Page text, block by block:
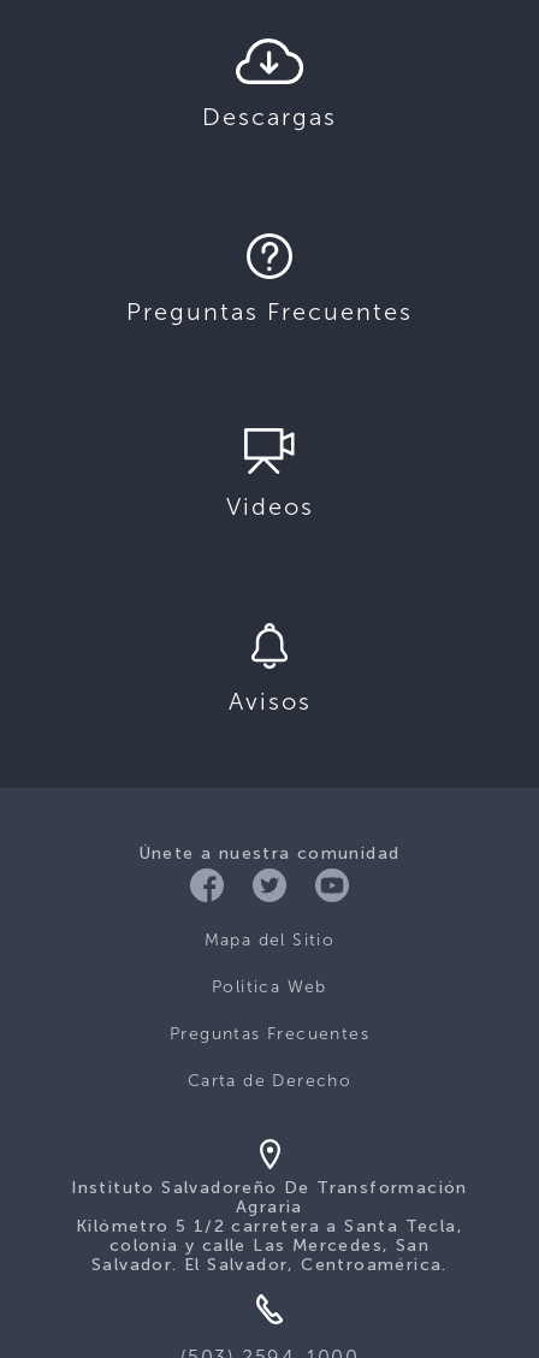
Descargas
Preguntas Frecuentes
Videos
Avisos
Únete a nuestra comunidad
Mapa del Sitio
Politica Web
Preguntas Frecuentes
Carta de Derecho
Instituto Salvadoreño De Transformación
Agraria
Kilómetro 5 1/2 carretera a Santa Tecla,
colonia y calle Las Mercedes, San
Salvador. El Salvador, Centroamérica.